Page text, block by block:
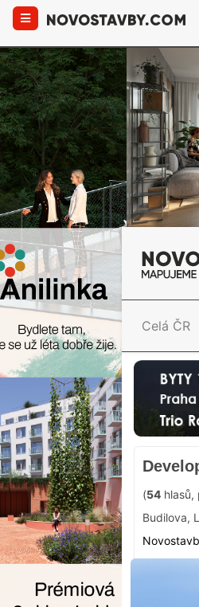
Celá ČR
(54 hlasů,
Budilova,